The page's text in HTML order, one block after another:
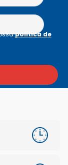
política de